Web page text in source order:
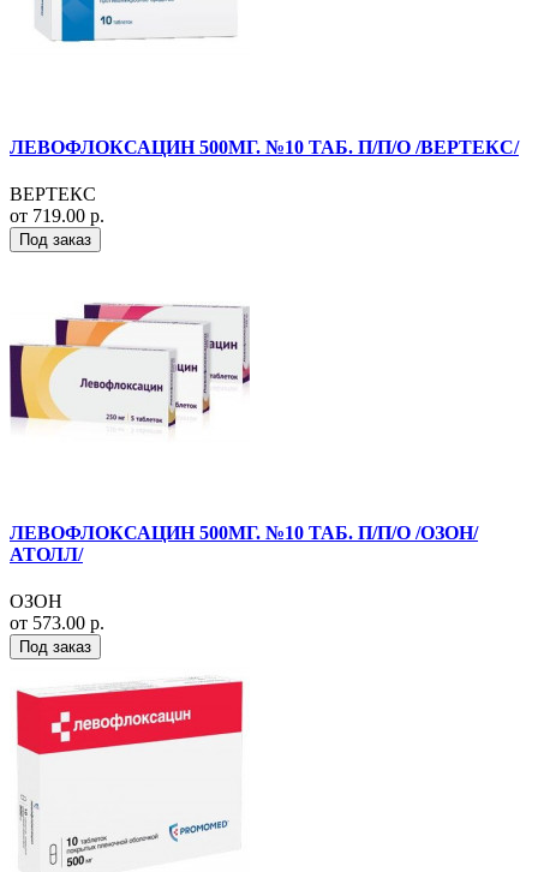
ЛЕВОФЛОКСАЦИН 500МГ. №10 ТАБ. П/П/О /ВЕРТЕКС/
ВЕРТЕКС
от 719.00 р.
Под заказ
ЛЕВОФЛОКСАЦИН 500МГ. №10 ТАБ. П/П/О /ОЗОН/
АТОЛЛ/
ОЗОН
от 573.00 р.
Под заказ